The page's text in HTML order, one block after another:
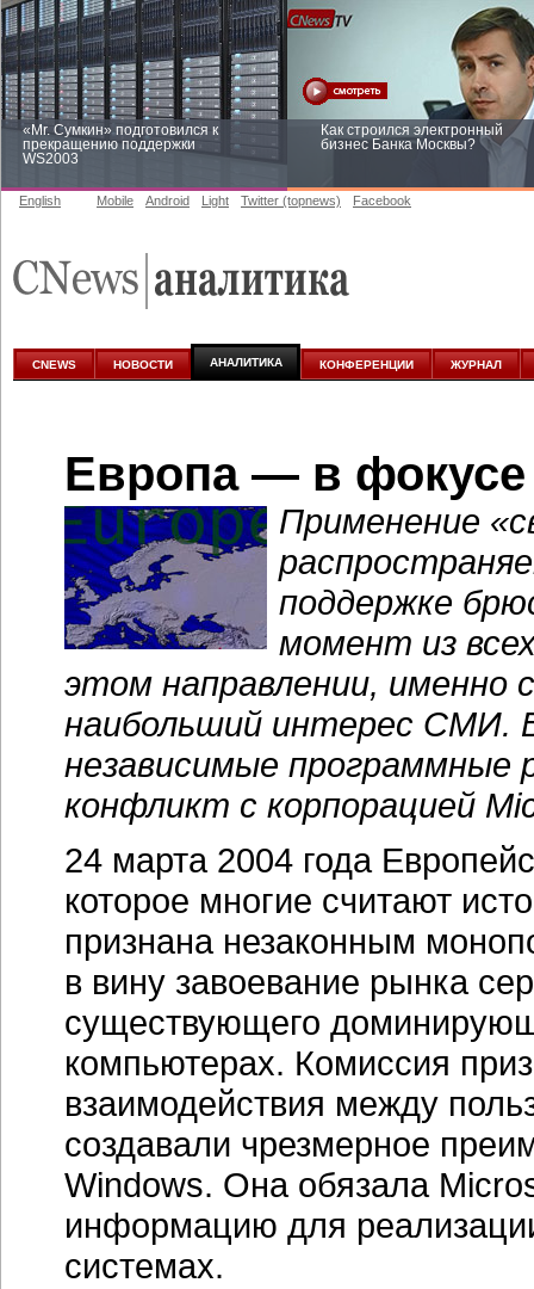
«Mr. Сумкин» подготовился к
прекращению поддержки
WS2003
Как строился электронный
бизнес Банка Москвы?
аналитике
English Mobile Android Light Twitter (topnews) Facebook
CNEWS НОВОСТИ АНАЛИТИКА КОНФЕРЕНЦИИ ЖУРНАЛ
Европа — в
Применение
поддержке
момент из
этом направлении, именно
наибольший интерес СМИ.
независимые
конфликт с корпорацией
24 марта 2004 года
которое многие считают
признана незаконным
в вину завоевание рынка
существующего
компьютерах. Комиссия
взаимодействия между
создавали чрезмерное
Windows. Она обязала
информацию для
системах.